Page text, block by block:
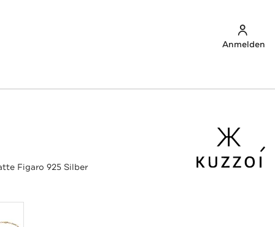
Anmelden
Figaro 925 Silber